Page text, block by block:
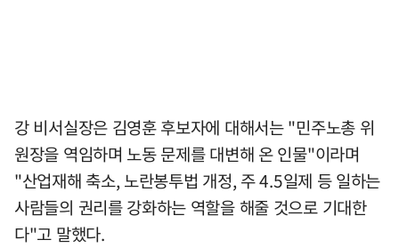
강 비서실장은 김영훈 후보자에 대해서는 "민주노총 위
원장을 역임하며 노동 문제를 대변해 온 인물"이라며
"산업재해 축소, 노란봉투법 개정, 주 4.5일제 등 일하는
사람들의 권리를 강화하는 역할을 해줄 것으로 기대한
다"고 말했다.